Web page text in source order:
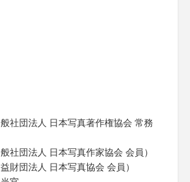
社団法人 日本写真著作権協会 常務
社団法人 日本写真作家協会 会員）
財団法人 日本写真協会 会員）